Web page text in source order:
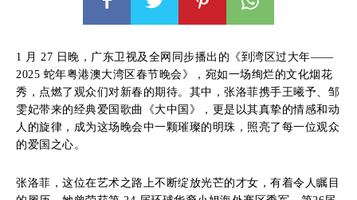
1 月 27 日晚，广东卫视及全网同步播出的《到湾区过大年——
2025 蛇年粤港澳大湾区春节晚会》，宛如一场绚烂的文化烟花
秀，点燃了观众们对新春的期待。其中，张洛菲携手王曦予、邹
雯妃带来的经典爱国歌曲《大中国》，更是以其真挚的情感和动
人的旋律，成为这场晚会中一颗璀璨的明珠，照亮了每一位观众
的爱国之心。
张洛菲，这位在艺术之路上不断绽放光芒的才女，有着令人瞩目